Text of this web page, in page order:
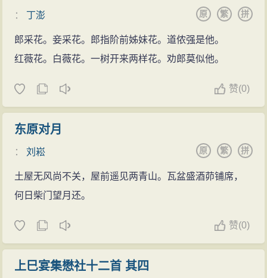
： 丁澎 拼
繁
原
郎采花。妾采花。郎指阶前姊妹花。道侬强是他。
红薇花。白薇花。一树开来两样花。劝郎莫似他。
赞(0)
东原对月
：刘崧 拼
繁
原
土屋无风尚不关，屋前遥见两青山。瓦盆盛酒茆铺席，
何日柴门望月还。
赞(0)
上巳宴集懋社十二首 其四